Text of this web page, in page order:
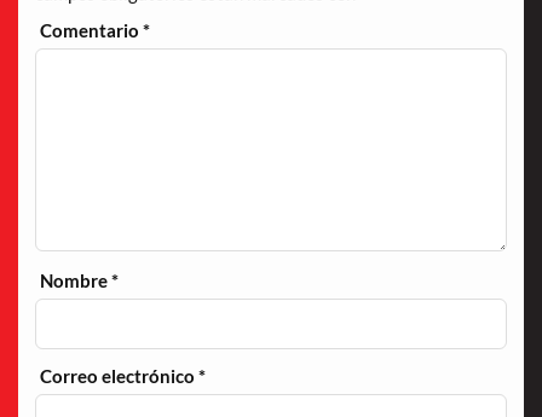
Comentario*
Nombre*
Correo electrónico*